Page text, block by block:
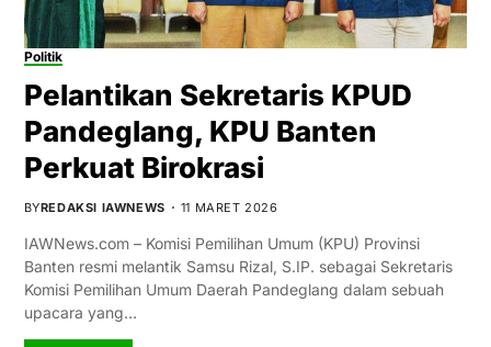
Politik
Pelantikan Sekretaris KPUD
Pandeglang, KPU Banten
Perkuat Birokrasi
BYREDAKSI IAWNEWS 11 MARET 2026
IAWNews.com – Komisi Pemilihan Umum (KPU) Provinsi
Banten resmi melantik Samsu Rizal, S.IP. sebagai Sekretaris
Komisi Pemilihan Umum Daerah Pandeglang dalam sebuah
upacara yang…